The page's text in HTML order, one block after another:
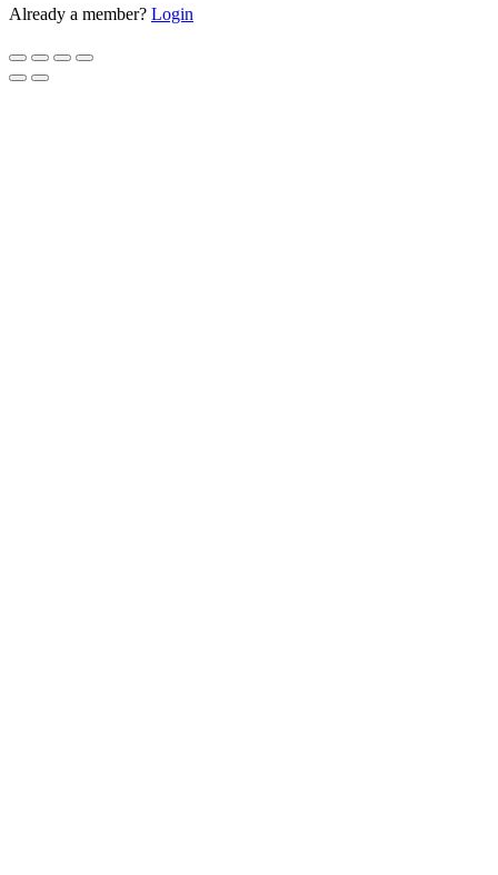
Already a member? Login